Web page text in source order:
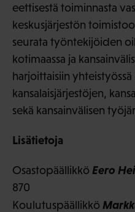
eettisestä toiminnasta
keskusjärjestön
seurata työntekijöiden
kotimaassa ja
harjoittaisiin
kansalaisjärjestöjen,
sekä kansainvälisen
Lisätietoja
Osastopäällikkö Eero
870
Koulutuspäällikkö